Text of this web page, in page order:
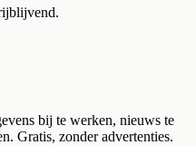
bij te werken, nieuws te
Gratis, zonder advertenties.